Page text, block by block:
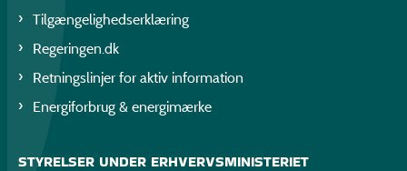
Tilgængelighedserklæring
Regeringen.dk
Retningslinjer for aktiv information
Energiforbrug & energimærke
STYRELSER UNDER ERHVERVSMINISTERIET